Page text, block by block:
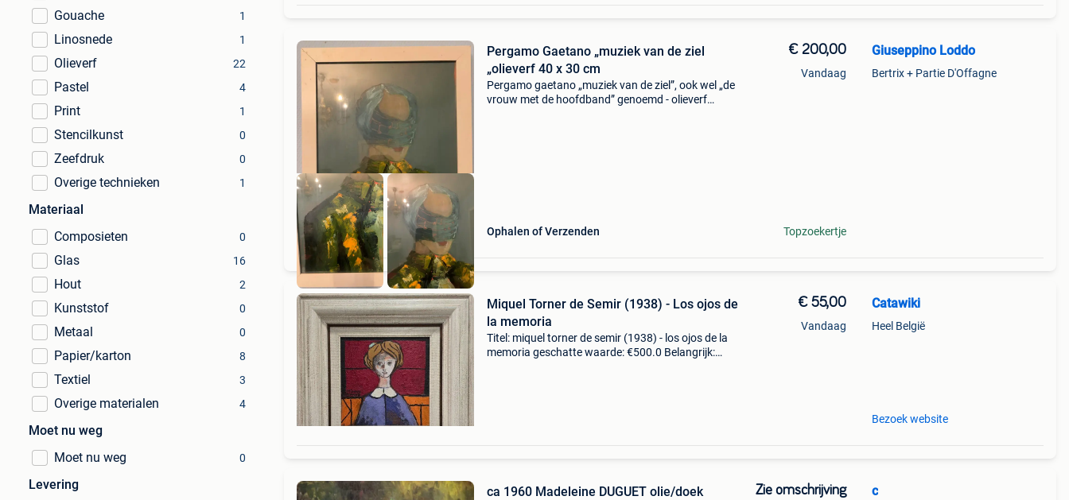
Gouache 1
Linosnede 1
Olieverf 22
Pastel 4
Print 1
Stencilkunst 0
Zeefdruk 0
Overige technieken 1
Materiaal
Composieten
0
Glas 16
Hout 2
Kunststof 0
Metaal 0
Papier/karton 8
Textiel 3
Overige materialen 4
Moet nu weg
Moet nu weg
0
Levering
Pergamo Gaetano „muziek van de ziel
„olieverf 40 x 30 cm
Pergamo gaetano „muziek van de ziel”, ook wel „de
vrouw met de hoofdband” genoemd - olieverf
Ophalen of Verzenden
€ 200,00
Vandaag
Topzoekertje
Giuseppino Loddo
Bertrix + Partie D'Offagne
Miquel Torner de Semir (1938) - Los ojos de
la memoria
Titel: miquel torner de semir (1938) - los ojos de la
memoria geschatte waarde: €500.0 Belangrijk:
€ 55,00
Vandaag
Catawiki
Heel België
Bezoek website
ca 1960 Madeleine DUGUET olie/doek
Zie omschrijving c